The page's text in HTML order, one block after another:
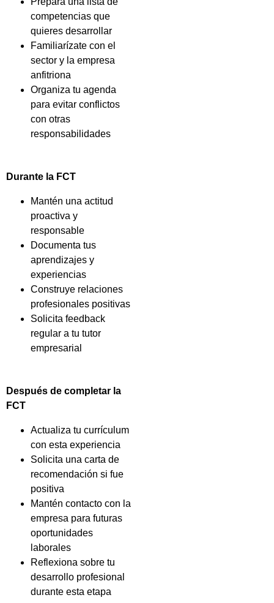
competencias que
quieres desarrollar
Familiarízate con el
sector y la empresa
anfitriona
Organiza tu agenda
para evitar conflictos
con otras
responsabilidades
Durante la FCT
Mantén una actitud
proactiva y
responsable
Documenta tus
aprendizajes y
experiencias
Construye relaciones
profesionales positivas
Solicita feedback
regular a tu tutor
empresarial
Después de completar la
FCT
Actualiza tu currículum
con esta experiencia
Solicita una carta de
recomendación si fue
positiva
Mantén contacto con la
empresa para futuras
oportunidades
laborales
Reflexiona sobre tu
desarrollo profesional
durante esta etapa